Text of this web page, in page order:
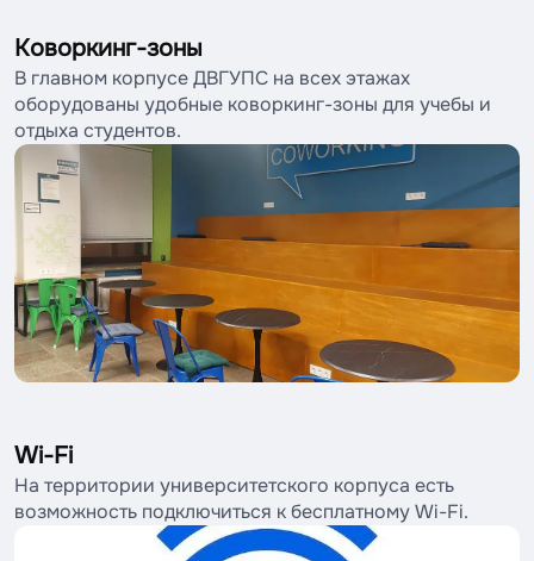
Коворкинг-зоны
В главном корпусе ДВГУПС на всех этажах
оборудованы удобные коворкинг-зоны для учебы и
отдыха студентов.
Wi-Fi
На территории университетского корпуса есть
возможность подключиться к бесплатному Wi-Fi.